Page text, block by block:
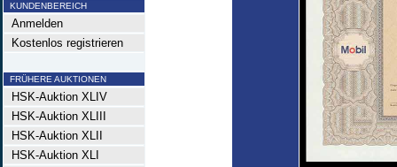
KUNDENBEREICH
Anmelden
Kostenlos registrieren
FRÜHERE AUKTIONEN
HSK-Auktion XLIV
HSK-Auktion XLIII
HSK-Auktion XLII
HSK-Auktion XLI